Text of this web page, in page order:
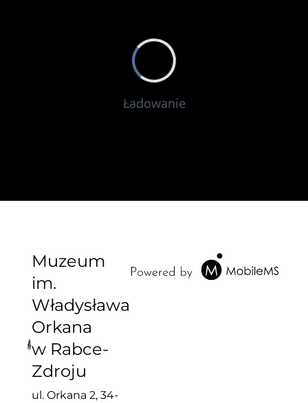
Ładowanie
Muzeum
im.
Władysława
Orkana
w Rabce-
Zdroju
ul. Orkana 2, 34-